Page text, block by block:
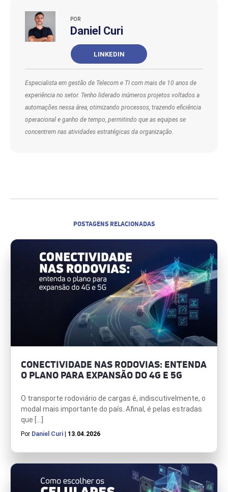
de lhe ajudar em todo processo de cotação e
contratação de serviços de
telecomunicações para empresas.
POR
Daniel Curi
LINKEDIN
Especialista em gestão de Telecom e TI com mais de 10 anos de
experiência no setor. Tenho liderado inúmeros projetos voltados a
automações nessa área, otimizando processos, trazendo eficiência
operacional e ganho de tempo, permitindo que as equipes se
concentrem nas atividades estratégicas da organização.
POSTAGENS RELACIONADAS
CONECTIVIDADE NAS RODOVIAS: ENTENDA
O PLANO PARA EXPANSÃO DO 4G E 5G
O transporte rodoviário de cargas é, indiscutivelmente, o
modal mais importante do país. Afinal, é pelas estradas
que […]
Por Daniel Curi | 13.04.2026